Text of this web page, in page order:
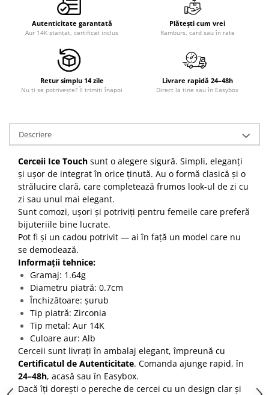
Autenticitate garantată
Aur 14K ștanțat, certificat inclus
Plătești cum vrei
Ramburs, card sau în rate
Retur simplu 14 zile
Nu ți se potrivește? Îl trimiți înapoi
Livrare rapidă 24–48h
Direct la tine sau în Easybox
Descriere
Cerceii Ice Touch sunt o alegere sigură. Simpli, eleganți
și ușor de integrat în orice ținută. Au o formă clasică și o
strălucire clară, care completează frumos look-ul de zi cu
zi sau unul mai elegant.
Sunt comozi, ușori și potriviți pentru femeile care preferă
bijuteriile bine lucrate.
Pot fi și un cadou potrivit — ai în față un model care nu
se demodează.
Informații tehnice:
Gramaj: 1.64g
Diametru piatră: 0.7cm
Închizătoare: șurub
Tip piatră: Zirconia
Tip metal: Aur 14K
Culoare aur: Alb
Cerceii sunt livrați în ambalaj elegant, împreună cu
Certificatul de Autenticitate. Comanda ajunge rapid, în
24–48h, acasă sau în Easybox.
Dacă îți dorești o pereche de cercei cu un design clar și